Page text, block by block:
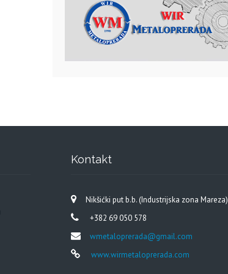
Kontakt
Nikšićki put b.b. (Industrijska zona Mareza)
+382 69 050 578
wmetaloprerada@gmail.com
www.wirmetaloprerada.com